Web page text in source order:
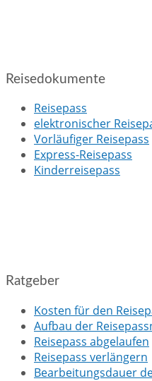
Reisedokumente
Reisepass
elektronischer
Vorläufiger Reisepass
Express-Reisepass
Kinderreisepass
Ratgeber
Kosten für den
Aufbau der
Reisepass abgelaufen
Reisepass verlängern
Bearbeitungsdauer